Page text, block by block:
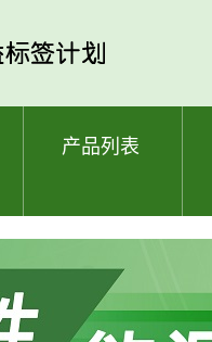
产品列表